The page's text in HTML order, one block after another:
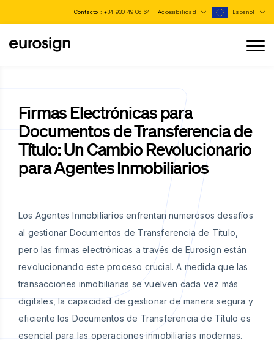
Contacto : +34 930 49 06 64 Accesibilidad Español
Firmas Electrónicas para
Documentos de Transferencia de
Título: Un Cambio Revolucionario
para Agentes Inmobiliarios
Los Agentes Inmobiliarios enfrentan numerosos desafíos
al gestionar Documentos de Transferencia de Título,
pero las firmas electrónicas a través de Eurosign están
revolucionando este proceso crucial. A medida que las
transacciones inmobiliarias se vuelven cada vez más
digitales, la capacidad de gestionar de manera segura y
eficiente los Documentos de Transferencia de Título es
esencial para las operaciones inmobiliarias modernas.